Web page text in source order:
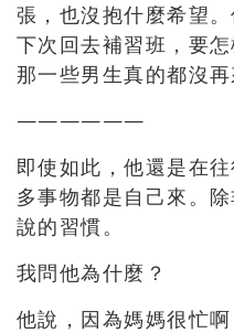
張，也沒抱什麼希望
下次回去補習班，要
那一些男生真的都沒再
——————
即使如此，他還是在
多事物都是自己來。
說的習慣。
我問他為什麼？
他說，因為媽媽很忙啊